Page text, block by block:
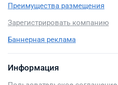
Преимущества размещения
Зарегистрировать компанию
Баннерная реклама
Информация